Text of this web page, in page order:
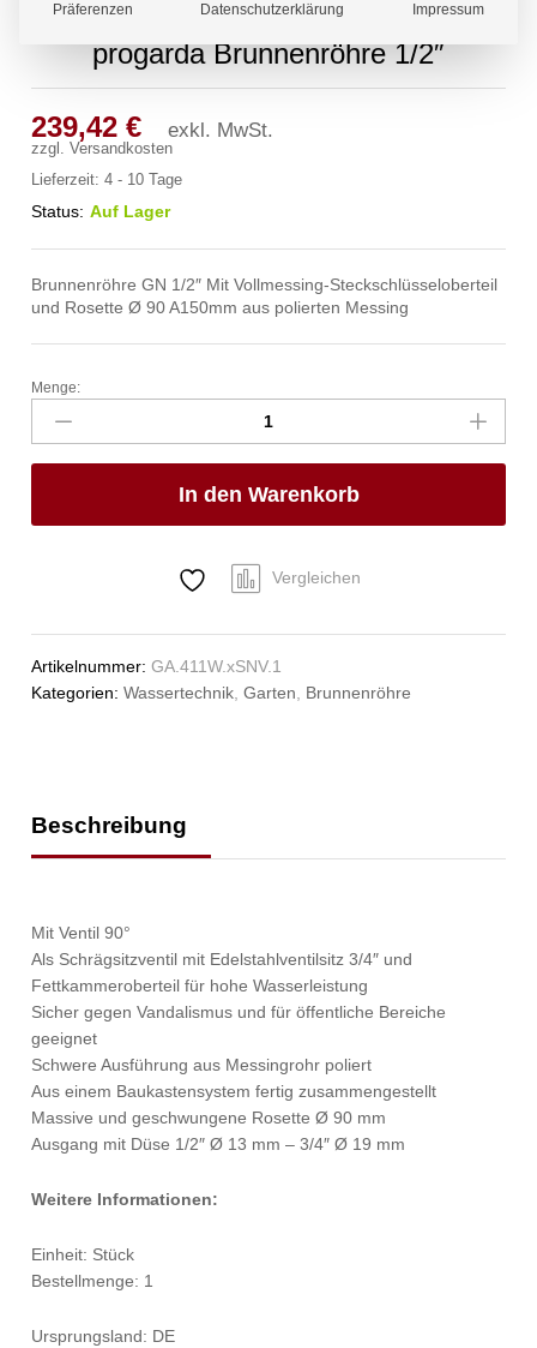
progarda Brunnenröhre 1/2″
239,42€ exkl. MwSt.
zzgl.Versandkosten
Lieferzeit:4 - 10 Tage
Status: Auf Lager
Brunnenröhre GN 1/2″ Mit Vollmessing-Steckschlüsseloberteil
und Rosette Ø 90 A150mm aus polierten Messing
progarda
Brunnenröhre
1/2"
Anzahl
Menge:
In den Warenkorb
Vergleichen
Artikelnummer:GA.411W.xSNV.1
Kategorien:Wassertechnik,Garten, Brunnenröhre
Beschreibung
Mit Ventil 90°
Als Schrägsitzventil mit Edelstahlventilsitz 3/4″ und
Fettkammeroberteil für hohe Wasserleistung
Sicher gegen Vandalismus und für öffentliche Bereiche
geeignet
Schwere Ausführung aus Messingrohr poliert
Aus einem Baukastensystem fertig zusammengestellt
Massive und geschwungene Rosette Ø 90 mm
Ausgang mit Düse 1/2″ Ø 13 mm – 3/4″ Ø 19 mm
Weitere Informationen:
Einheit: Stück
Bestellmenge: 1
Ursprungsland: DE
Präferenzen Datenschutzerklärung Impressum